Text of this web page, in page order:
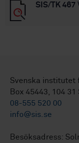
SIS/TK 467
Svenska institutet
Box 45443, 104
08-555 520 00
info@sis.se
Besöksadress: